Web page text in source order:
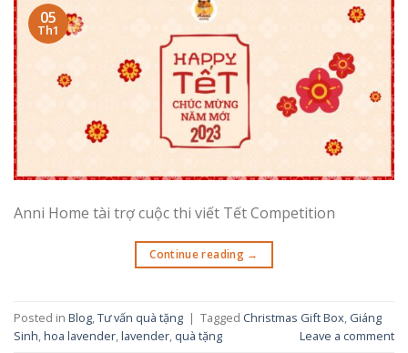
05
Th1
Anni Home tài trợ cuộc thi viết Tết Competition
Continue reading →
Posted in Blog,Tư vấn quà tặng | Tagged Christmas Gift Box, Giáng
Sinh,hoa lavender,lavender, quà tặng Leave a comment